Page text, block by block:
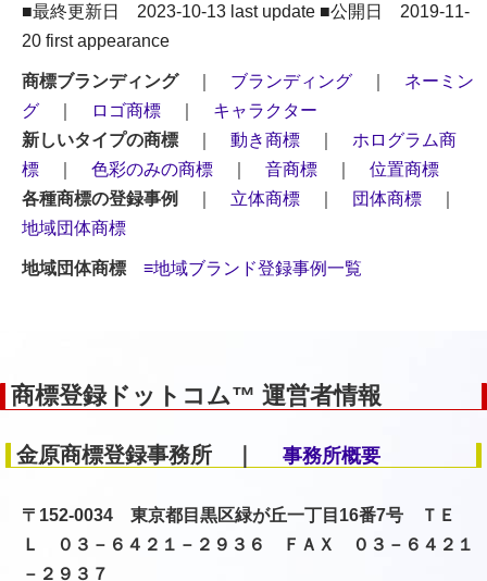
■最終更新日 2023-10-13 last update ■公開日 2019-11-
20 first appearance
商標ブランディング｜ ブランディング
ネーミン
グ
ロゴ商標
キャラクター
新しいタイプの商標
動き商標
ホログラム商
標
色彩のみの商標 音商標
位置商標
各種商標の登録事例
立体商標 団体商標
地域団体商標
地域団体商標 ≡地域ブランド登録事例一覧
商標登録ドットコム™ 運営者情報
金原商標登録事務所 ｜ 事務所概要
〒152-0034 東京都目黒区緑が丘一丁目16番7号 ＴＥ
Ｌ ０３－６４２１－２９３６ ＦＡＸ ０３－６４２１
－２９３７